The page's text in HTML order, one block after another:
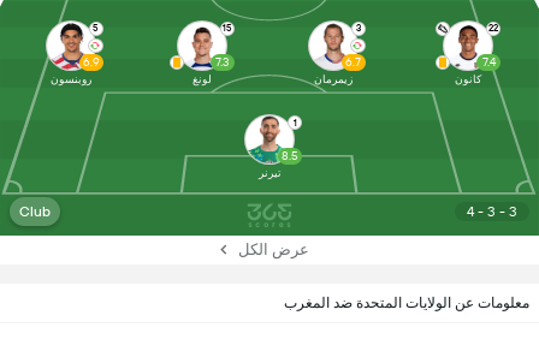
4 - 3 - 3
Club
1
8.5
تيرنر
5
6.9
روبنسون
15
7.3
لونغ
3
6.7
زيمرمان
22
7.4
كانون
عرض الكل
معلومات عن الولايات المتحدة ضد المغرب